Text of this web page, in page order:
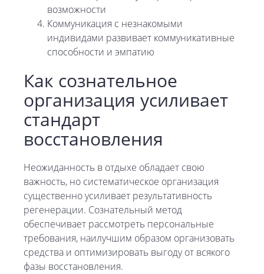
возможности
Коммуникация с незнакомыми
индивидами развивает коммуникативные
способности и эмпатию
Как сознательное
организация усиливает
стандарт
восстановления
Неожиданность в отдыхе обладает свою
важность, но систематическое организация
существенно усиливает результативность
регенерации. Сознательный метод
обеспечивает рассмотреть персональные
требования, наилучшим образом организовать
средства и оптимизировать выгоду от всякого
фазы восстановления.